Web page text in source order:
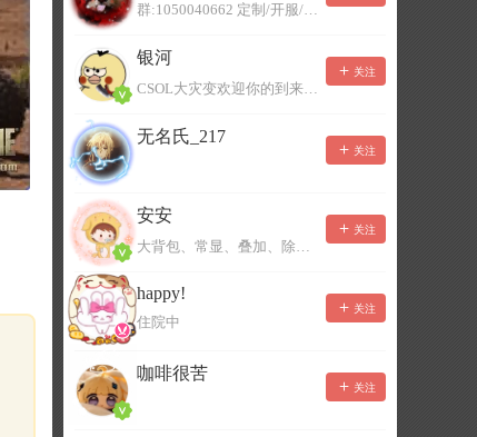
群:1050040662 定制/开服/地图制作/价格公道
银河
CSOL大灾变欢迎你的到来。QQ群：967780922
关注
无名氏_217
关注
安安
大背包、常显、叠加、除草树，唯一作者QQ383125283
关注
happy!
住院中
关注
咖啡很苦
关注